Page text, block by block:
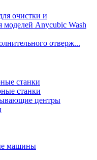
отверж...
станки
станки
центры
машины